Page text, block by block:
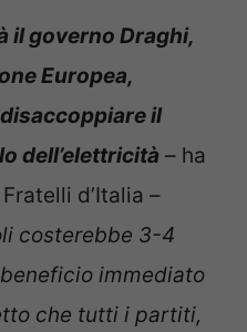
il governo Draghi,
Europea,
il
dell’elettricità – ha
d’Italia –
costerebbe 3-4
immediato
che tutti i partiti,